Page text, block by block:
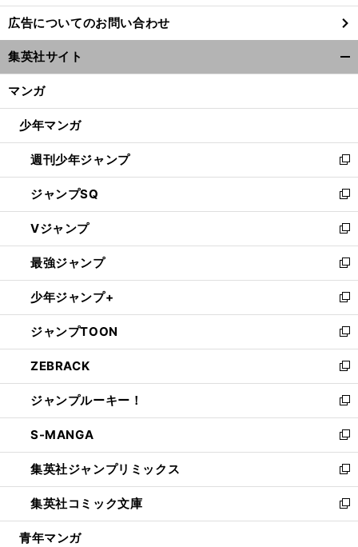
し
い
ウ
ィ
ン
ウ
開
く
広告についてのお問い合わせ
集英社サイト
マンガ
少年マンガ
週刊少年ジャンプ
新
し
い
ウ
ィ
ン
ド
ウ
で
開
く
ジャンプSQ
新
し
い
ウ
ィ
ン
ド
ウ
で
開
く
Vジャンプ
新
し
い
ウ
ィ
ン
ド
ウ
で
開
く
最強ジャンプ
新
し
い
ウ
ィ
ン
ド
ウ
で
開
く
少年ジャンプ+
新
し
い
ウ
ィ
ン
ド
ウ
で
開
く
ジャンプTOON
新
し
い
ウ
ィ
ン
ド
ウ
で
開
く
ZEBRACK
新
し
い
ウ
ィ
ン
ド
ウ
で
開
ジャンプルーキー！
新
し
い
ウ
ィ
ン
ド
ウ
S-MANGA
新
し
い
ウ
ィ
ン
集英社ジャンプリミックス
新
し
い
ウ
集英社コミック文庫
新
し
青年マンガ